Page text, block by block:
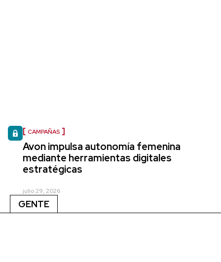
CAMPAÑAS
Avon impulsa autonomía femenina
mediante herramientas digitales
estratégicas
julio 29, 2026
GENTE